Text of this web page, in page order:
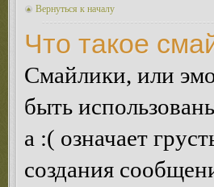
Вернуться к началу
Что такое
Смайлики, или
быть
а :( означает
создания